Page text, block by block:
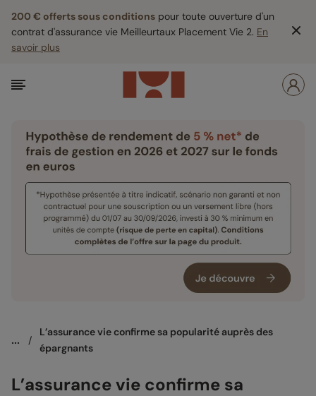
200 € offerts sous conditions pour toute ouverture d'un
contrat d'assurance vie Meilleurtaux Placement Vie 2. En
savoir plus
... /
L’assurance vie confirme sa popularité auprès des
épargnants
L’assurance vie confirme sa